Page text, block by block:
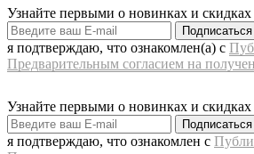
Узнайте первыми о новинках и скидках
Подписаться
я подтверждаю, что ознакомлен(а) с
Предварительным согласием на
Узнайте первыми о новинках и скидках
Подписаться
я подтверждаю, что ознакомлен с